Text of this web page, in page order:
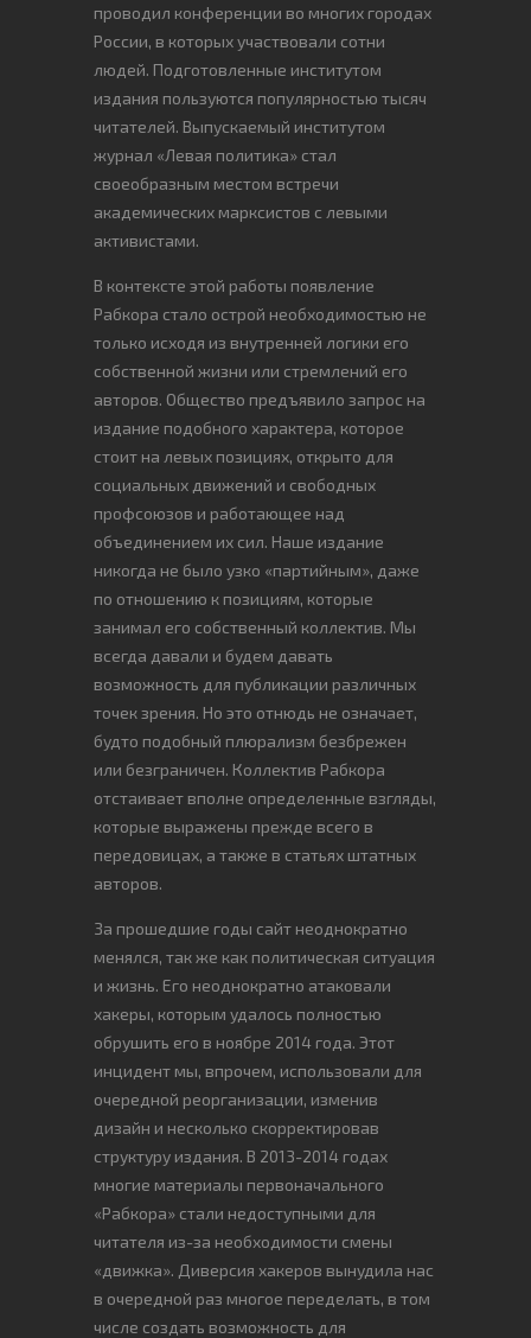
проводил конференции во многих городах
России, в которых участвовали сотни
людей. Подготовленные институтом
издания пользуются популярностью тысяч
читателей. Выпускаемый институтом
журнал «Левая политика» стал
своеобразным местом встречи
академических марксистов с левыми
активистами.
В контексте этой работы появление
Рабкора стало острой необходимостью не
только исходя из внутренней логики его
собственной жизни или стремлений его
авторов. Общество предъявило запрос на
издание подобного характера, которое
стоит на левых позициях, открыто для
социальных движений и свободных
профсоюзов и работающее над
объединением их сил. Наше издание
никогда не было узко «партийным», даже
по отношению к позициям, которые
занимал его собственный коллектив. Мы
всегда давали и будем давать
возможность для публикации различных
точек зрения. Но это отнюдь не означает,
будто подобный плюрализм безбрежен
или безграничен. Коллектив Рабкора
отстаивает вполне определенные взгляды,
которые выражены прежде всего в
передовицах, а также в статьях штатных
авторов.
За прошедшие годы сайт неоднократно
менялся, так же как политическая ситуация
и жизнь. Его неоднократно атаковали
хакеры, которым удалось полностью
обрушить его в ноябре 2014 года. Этот
инцидент мы, впрочем, использовали для
очередной реорганизации, изменив
дизайн и несколько скорректировав
структуру издания. В 2013-2014 годах
многие материалы первоначального
«Рабкора» стали недоступными для
читателя из-за необходимости смены
«движка». Диверсия хакеров вынудила нас
в очередной раз многое переделать, в том
числе создать возможность для